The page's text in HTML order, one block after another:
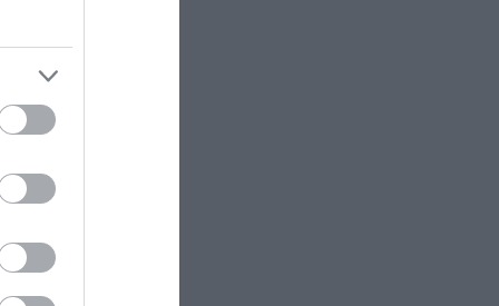
βίζα
και την